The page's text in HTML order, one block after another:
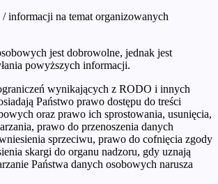
/ informacji na temat organizowanych
jest dobrowolne, jednak jest
powyższych informacji.
wynikających z RODO i innych
Państwo prawo dostępu do treści
oraz prawo ich sprostowania, usunięcia,
prawo do przenoszenia danych
sprzeciwu, prawo do cofnięcia zgody
skargi do organu nadzoru, gdy uznają
Państwa danych osobowych narusza